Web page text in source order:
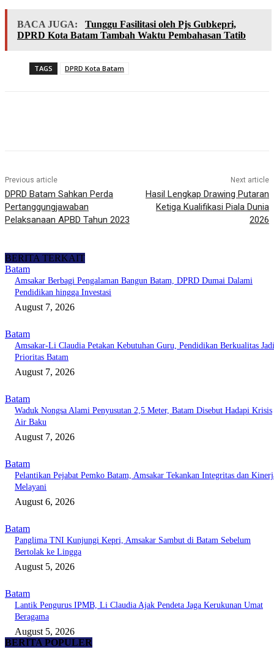
BACA JUGA:
Tunggu Fasilitasi oleh Pjs Gubkepri,
DPRD Kota Batam Tambah Waktu Pembahasan Tatib
TAGS DPRD Kota Batam
Previous article
DPRD Batam Sahkan Perda
Pertanggungjawaban
Pelaksanaan APBD Tahun 2023
Next article
Hasil Lengkap Drawing Putaran
Ketiga Kualifikasi Piala Dunia
2026
BERITA TERKAIT
Batam
Amsakar Berbagi Pengalaman Bangun Batam, DPRD Dumai Dalami
Pendidikan hingga Investasi
August 7, 2026
Batam
Amsakar-Li Claudia Petakan Kebutuhan Guru, Pendidikan Berkualitas Jadi
Prioritas Batam
August 7, 2026
Batam
Waduk Nongsa Alami Penyusutan 2,5 Meter, Batam Disebut Hadapi Krisis
Air Baku
August 7, 2026
Batam
Pelantikan Pejabat Pemko Batam, Amsakar Tekankan Integritas dan
Melayani
August 6, 2026
Batam
Panglima TNI Kunjungi Kepri, Amsakar Sambut di Batam Sebelum
Bertolak ke Lingga
August 5, 2026
Batam
Lantik Pengurus IPMB, Li Claudia Ajak Pendeta Jaga Kerukunan Umat
Beragama
August 5, 2026
BERITA POPULER